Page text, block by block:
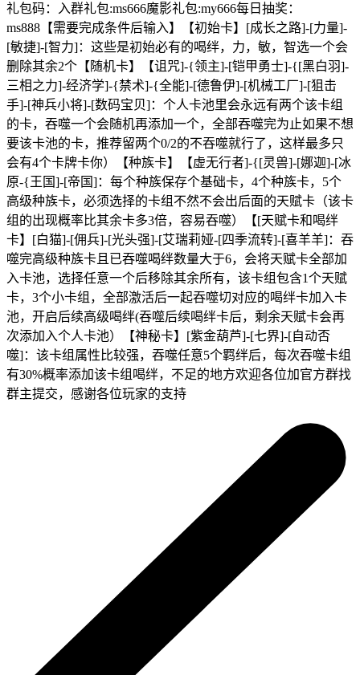
礼包码：入群礼包:ms666魔影礼包:my666每日抽奖：
ms888【需要完成条件后输入】【初始卡】[成长之路]-[力量]-
[敏捷]-[智力]：这些是初始必有的喝绊，力，敏，智选一个会
删除其余2个【随机卡】【诅咒]-{领主]-[铠甲勇士]-{[黑白羽]-
三相之力]-经济学]-{禁术]-{全能]-[德鲁伊]-[机械工厂]-[狙击
手]-[神兵小将]-[数码宝贝]：个人卡池里会永远有两个该卡组
的卡，吞噬一个会随机再添加一个，全部吞噬完为止如果不想
要该卡池的卡，推荐留两个0/2的不吞噬就行了，这样最多只
会有4个卡牌卡你）【种族卡】【虚无行者]-{[灵兽]-[娜迦]-[冰
原-{王国]-[帝国]：每个种族保存个基础卡，4个种族卡，5个
高级种族卡，必须选择的卡组不然不会出后面的天赋卡（该卡
组的出现概率比其余卡多3倍，容易吞噬）【[天赋卡和喝绊
卡】[白猫]-[佣兵]-[光头强]-[艾瑞莉娅-[四季流转]-[喜羊羊]：吞
噬完高级种族卡且已吞噬喝绊数量大于6，会将天赋卡全部加
入卡池，选择任意一个后移除其余所有，该卡组包含1个天赋
卡，3个小卡组，全部激活后一起吞噬切对应的喝绊卡加入卡
池，开启后续高级喝绊(吞噬后续喝绊卡后，剩余天赋卡会再
次添加入个人卡池）【神秘卡】[紫金葫芦]-[七界]-[自动否
噬]：该卡组属性比较强，吞噬任意5个羁绊后，每次吞噬卡组
有30%概率添加该卡组喝绊，不足的地方欢迎各位加官方群找
群主提交，感谢各位玩家的支持